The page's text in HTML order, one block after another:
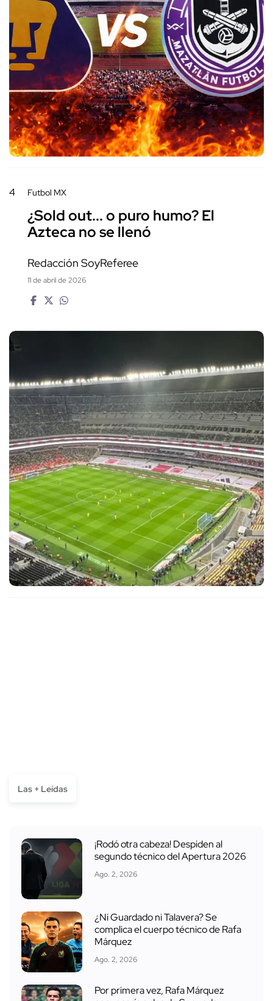
4 Futbol MX
¿Sold out... o puro humo? El
Azteca no se llenó
Redacción SoyReferee
11 de abril de 2026
Las + Leídas
¡Rodó otra cabeza! Despiden al
segundo técnico del Apertura 2026
Ago. 2, 2026
¿Ni Guardado ni Talavera? Se
complica el cuerpo técnico de Rafa
Márquez
Ago. 2, 2026
Por primera vez, Rafa Márquez